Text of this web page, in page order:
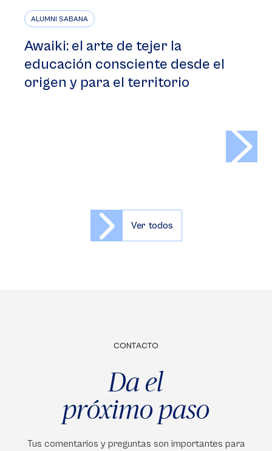
ALUMNI SABANA
Awaiki: el arte de tejer la
educación consciente desde el
origen y para el territorio
Ver todos
CONTACTO
Da el
próximo paso
Tus comentarios y preguntas son importantes para